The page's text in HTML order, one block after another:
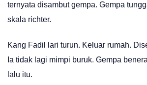
ternyata disambut gempa. Gempa
skala richter.
Kang Fadil lari turun. Keluar rumah.
Ia tidak lagi mimpi buruk. Gempa
lalu itu.